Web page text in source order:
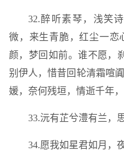
32.醉听素琴，浅笑
微，来生青脆，红尘一恋
颜，梦回如前。谁不愿，
别伊人，惜昔回轮清霜喧
媛，奈何残垣，情逝千年
33.沅有芷兮澧有兰，
34.愿我如星君如月，